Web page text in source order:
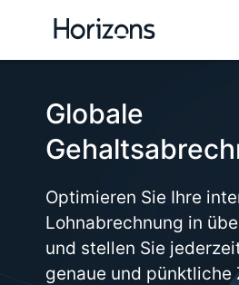
Globale
Optimieren Sie Ihre
Lohnabrechnung in
und stellen Sie
genaue und pünktliche